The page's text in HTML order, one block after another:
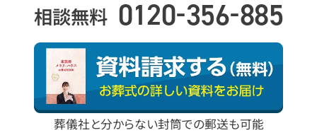
相談無料 0120-356-885
葬儀社と分からない封筒での郵送も可能